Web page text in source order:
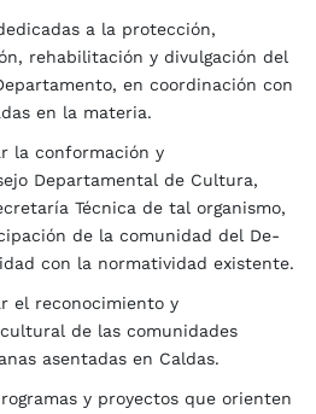
a la protección,
rehabilitación y divulgación del
en coordinación con
en la materia.
la conformación y
Departamental de Cultura,
Técnica de tal organismo,
de la comunidad del De-
con la normatividad existente.
el reconocimiento y
de las comunidades
asentadas en Caldas.
y proyectos que orienten